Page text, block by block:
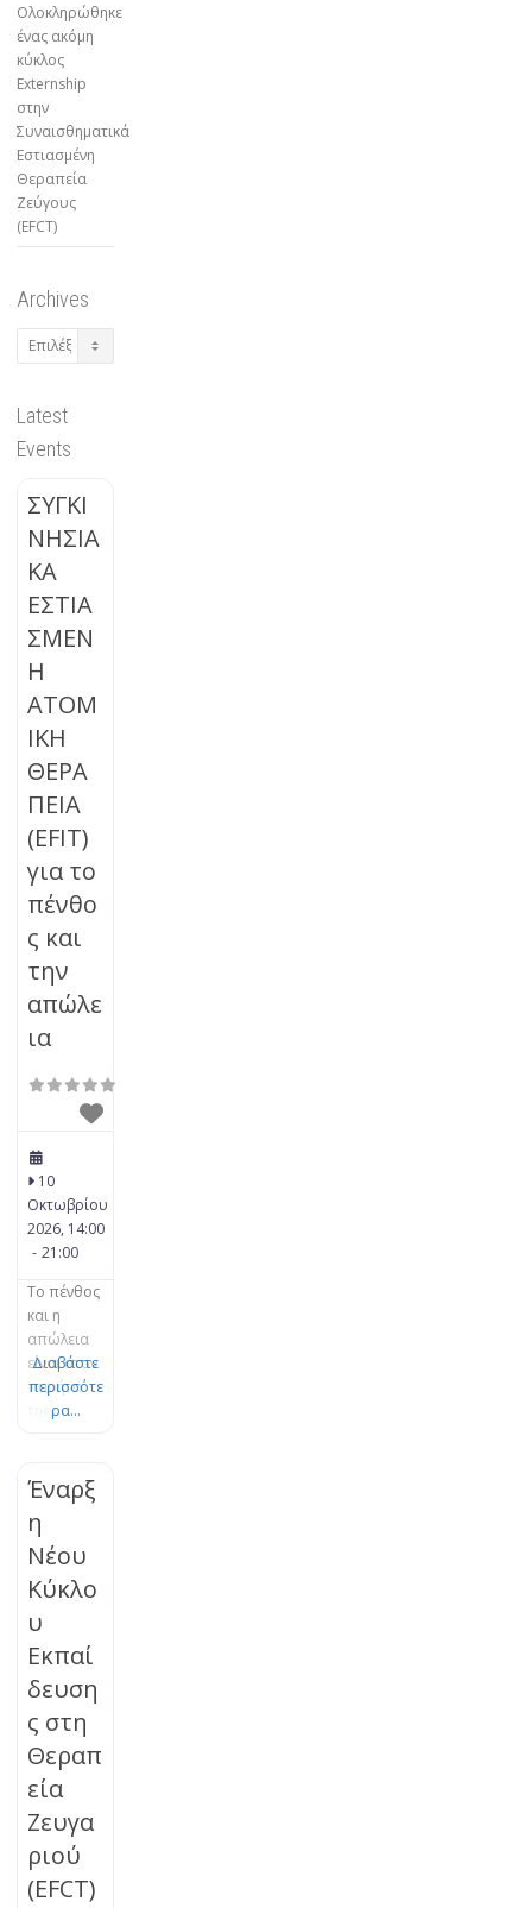
Ολοκληρώθηκε
ένας ακόμη
κύκλος
Externship
στην
Συναισθηματικά
Εστιασμένη
Θεραπεία
Ζεύγους
(EFCT)
Archives
Archives
Latest
Events
ΣΥΓΚΙ
ΝΗΣΙΑ
ΚΑ
ΕΣΤΙΑ
ΣΜΕΝ
Η
ΑΤΟΜ
ΙΚΗ
ΘΕΡΑ
ΠΕΙΑ
(EFIT)
για το
πένθο
ς και
την
απώλε
ια
10
Οκτωβρίου
2026, 14:00
- 21:00
Το πένθος
και η
απώλεια
είναι στον
πυρήνα
Δεσμού.
Το πένθος
είναι μια
φυσική,
οργανική
διεργασία
εξέλιξης
και
γής, η
οποία
μπορεί να
μπλοκαρισ
τεί. Τα
βιώματα
απώλειας
μπορούν
Διαβάστε
περισσότε
ρα...
Έναρξ
η
Νέου
Κύκλο
υ
Εκπαί
δευση
ς στη
Θεραπ
εία
Ζευγα
ριού
(EFCT)